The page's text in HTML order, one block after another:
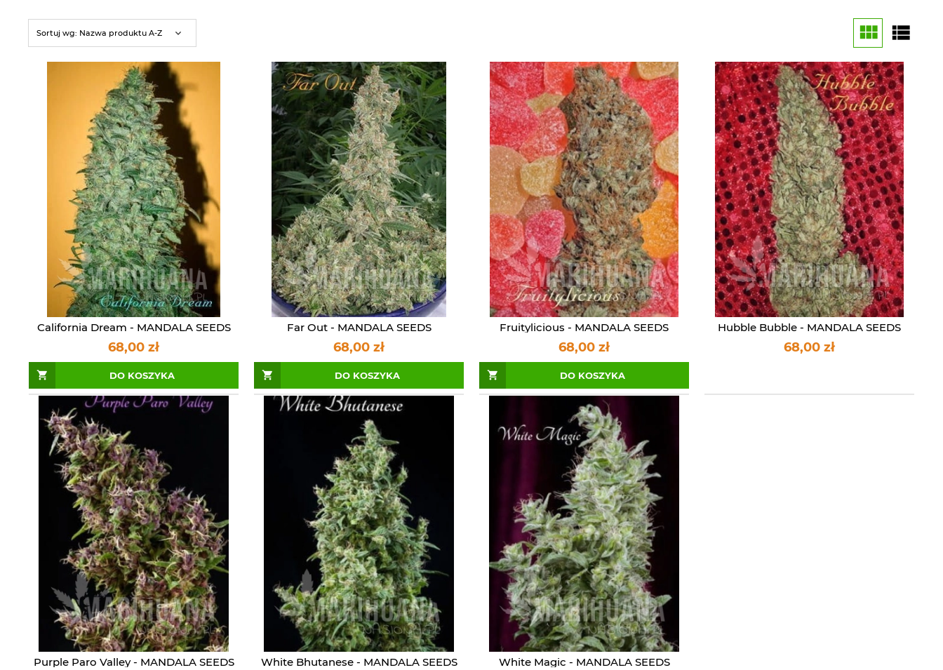
Sortuj wg: Nazwa produktu A-Z
California Dream - MANDALA SEEDS
68,00 zł
DO KOSZYKA
Far Out - MANDALA SEEDS
68,00 zł
DO KOSZYKA
Fruitylicious - MANDALA SEEDS
68,00 zł
DO KOSZYKA
Hubble Bubble - MANDALA SEEDS
68,00 zł
Purple Paro Valley - MANDALA SEEDS White Bhutanese - MANDALA SEEDS White Magic - MANDALA SEEDS